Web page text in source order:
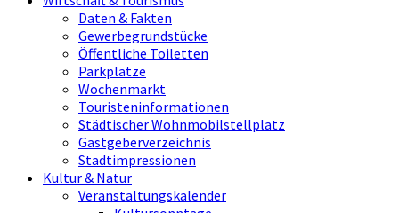
Daten & Fakten
Gewerbegrundstücke
Öffentliche Toiletten
Parkplätze
Wochenmarkt
Touristeninformationen
Städtischer Wohnmobilstellplatz
Gastgeberverzeichnis
Stadtimpressionen
Kultur & Natur
Veranstaltungskalender